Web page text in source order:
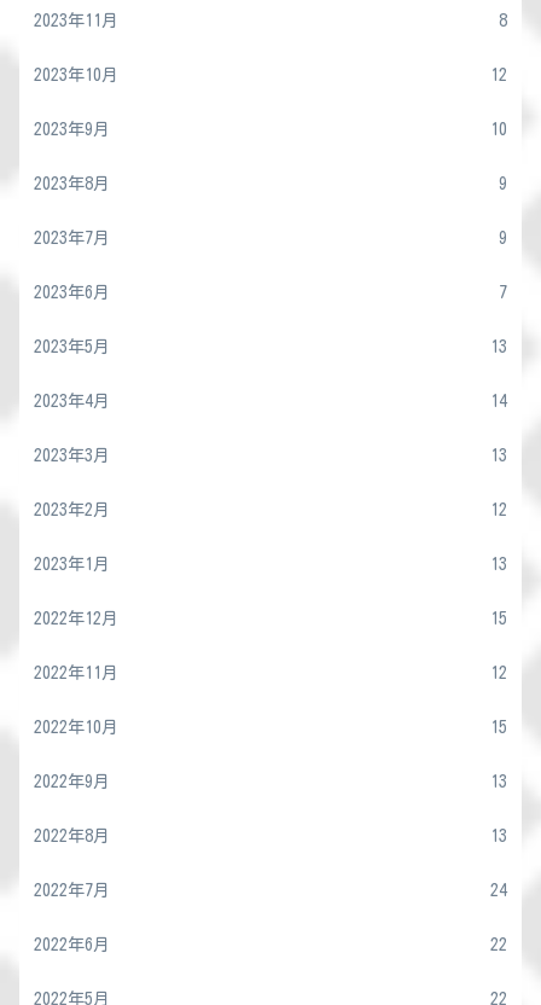
2023年11月 8
2023年10月 12
2023年9月 10
2023年8月 9
2023年7月 9
2023年6月 7
2023年5月 13
2023年4月 14
2023年3月 13
2023年2月 12
2023年1月 13
2022年12月 15
2022年11月 12
2022年10月 15
2022年9月 13
2022年8月 13
2022年7月 24
2022年6月 22
2022年5月 22